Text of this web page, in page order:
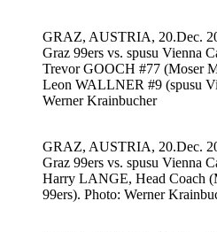
GRAZ, AUSTRIA, 20.Dec.
Graz 99ers vs. spusu Vienna
Trevor GOOCH #77 (Moser
Leon WALLNER #9 (spusu
Werner Krainbucher
GRAZ, AUSTRIA, 20.Dec.
Graz 99ers vs. spusu Vienna
Harry LANGE, Head Coach
99ers). Photo: Werner